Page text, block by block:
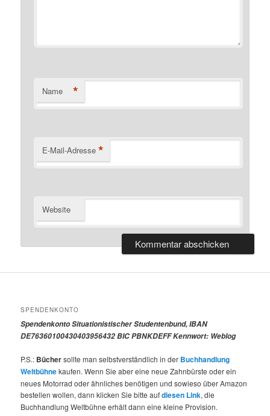
Name *
E-Mail-Adresse *
Website
SPENDENKONTO
Spendenkonto Situationistischer Studentenbund, IBAN
DE76360100430403956432 BIC PBNKDEFF Kennwort: Weblog
P.S.: Büchersollte man selbstverständlich in der Buchhandlung
Weltbühnekaufen. Wenn Sie aber eine neue Zahnbürste oder ein
neues Motorrad oder ähnliches benötigen und sowieso über Amazon
bestellen wollen, dann klicken Sie bitte aufdiesen Link, die
Buchhandlung Weltbühne erhält dann eine kleine Provision.